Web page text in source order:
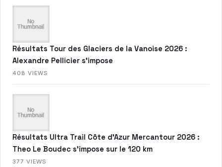
Résultats Tour des Glaciers de la Vanoise 2026 :
Alexandre Pellicier s’impose
408 VIEWS
Résultats Ultra Trail Côte d’Azur Mercantour 2026 :
Theo Le Boudec s’impose sur le 120 km
377 VIEWS